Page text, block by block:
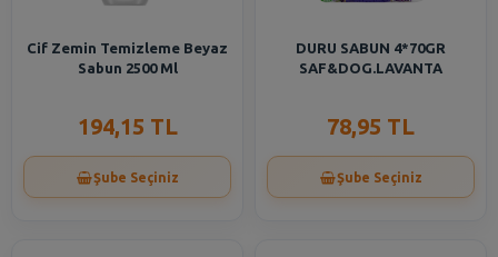
Cif Zemin Temizleme Beyaz
Sabun 2500 Ml
194,15 TL
Şube Seçiniz
DURU SABUN 4*70GR
SAF&DOG.LAVANTA
78,95 TL
Şube Seçiniz